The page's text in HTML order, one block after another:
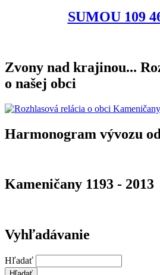
SUMOU 109
Zvony nad krajinou...
o našej obci
Harmonogram vývozu
Kameničany 1193 - 2013
Vyhľadávanie
Hľadať